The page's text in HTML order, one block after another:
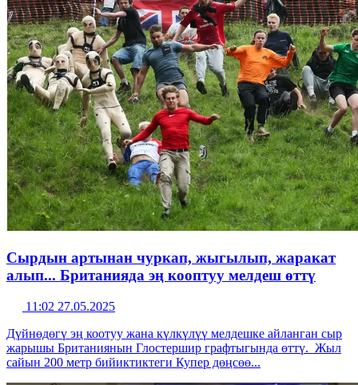
Сырдын артынан чуркап, жыгылып, жаракат
алып... Британияда эң кооптуу мелдеш өттү
11:02 27.05.2025
Дүйнөдөгү эң коотуу жана күлкүлүү мелдешке айланган сыр
жарышы Британиянын Глостершир графтыгында өттү. Жыл
сайын 200 метр бийиктиктеги Купер дөңсөө...